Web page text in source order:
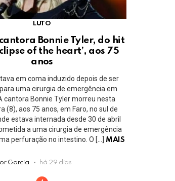
LUTO
Bonnie Tyler, do hit
of the heart’, aos 75
anos
em coma induzido depois de ser
uma cirurgia de emergência em
cantora Bonnie Tyler morreu nesta
(8), aos 75 anos, em Faro, no sul de
estava internada desde 30 de abril
a uma cirurgia de emergência
perfuração no intestino. O […]
MAIS
Garcia há 29 dias